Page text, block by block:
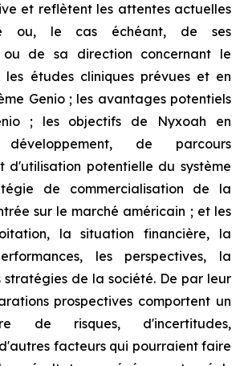
et reflètent les attentes actuelles
ou, le cas échéant, de ses
ou de sa direction concernant le
les études cliniques prévues et en
Genio ; les avantages potentiels
; les objectifs de Nyxoah en
de parcours
d'utilisation potentielle du système
de commercialisation de la
sur le marché américain ; et les
la situation financière, la
les perspectives, la
stratégies de la société. De par leur
prospectives comportent un
de risques, d'incertitudes,
facteurs qui pourraient faire